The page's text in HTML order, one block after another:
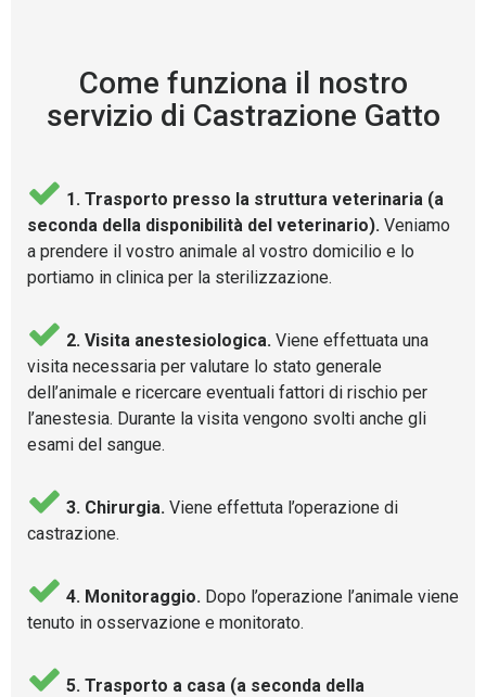
Come funziona il nostro
servizio di Castrazione Gatto
1. Trasporto presso la struttura veterinaria (a
seconda della disponibilità del veterinario). Veniamo
a prendere il vostro animale al vostro domicilio e lo
portiamo in clinica per la sterilizzazione.
2. Visita anestesiologica. Viene effettuata una
visita necessaria per valutare lo stato generale
dell’animale e ricercare eventuali fattori di rischio per
l’anestesia. Durante la visita vengono svolti anche gli
esami del sangue.
3. Chirurgia. Viene effettuta l’operazione di
castrazione.
4. Monitoraggio. Dopo l’operazione l’animale viene
tenuto in osservazione e monitorato.
5. Trasporto a casa (a seconda della